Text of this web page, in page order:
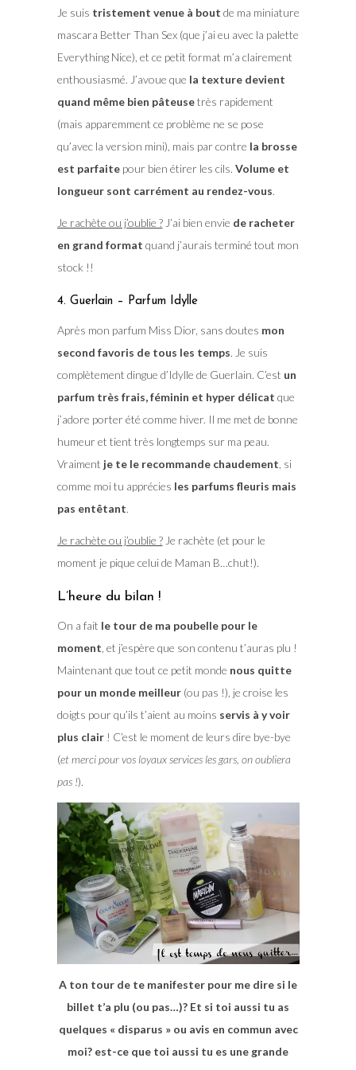
Je suis tristement venue à bout de ma miniature
mascara Better Than Sex (que j’ai eu avec la palette
Everything Nice), et ce petit format m’a clairement
enthousiasmé. J’avoue que la texture devient
quand même bien pâteusetrès rapidement
(mais apparemment ce problème ne se pose
qu’avec la version mini), mais par contre la brosse
est parfaitepour bien étirer les cils. Volume et
longueur sont carrément au rendez-vous.
Je rachète ou j’oublie ?J’ai bien envie de racheter
en grand format quand j’aurais terminé tout mon
stock !!
4. Guerlain – Parfum Idylle
Après mon parfum Miss Dior, sans doutes mon
second favoris de tous les temps. Je suis
complètement dingue d’Idylle de Guerlain. C’est un
parfum très frais, féminin et hyper délicat que
j’adore porter été comme hiver. Il me met de bonne
humeur et tient très longtemps sur ma peau.
Vraiment je te le recommande chaudement, si
comme moi tu apprécies les parfums fleuris mais
pas entêtant.
Je rachète ou j’oublie ?Je rachète (et pour le
moment je pique celui de Maman B…chut!).
L’heure du bilan !
On a fait le tour de ma poubelle pour le
moment, et j’espère que son contenu t’auras plu !
Maintenant que tout ce petit monde nous quitte
pour un monde meilleur(ou pas !), je croise les
doigts pour qu’ils t’aient au moins servis à y voir
plus clair! C’est le moment de leurs dire bye-bye
(et merci pour vos loyaux services les gars, on oubliera
pas !).
A ton tour de te manifester pour me dire si le
billet t’a plu (ou pas…)? Et si toi aussi tu as
quelques « disparus » ou avis en commun avec
moi? est-ce que toi aussi tu es une grande